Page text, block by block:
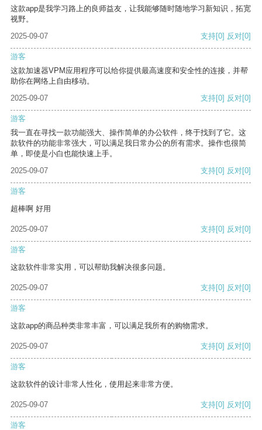
这款app是我学习路上的良师益友，让我能够随时随地学习新知识，拓宽
视野。
2025-09-07
支持[0] 反对[0]
游客
这款加速器VPM应用程序可以给你提供最高速度和安全性的连接，并帮
助你在网络上自由移动。
2025-09-07
支持[0] 反对[0]
游客
我一直在寻找一款功能强大、操作简单的办公软件，终于找到了它。这
款软件的功能非常强大，可以满足我日常办公的所有需求。操作也很简
单，即使是小白也能快速上手。
2025-09-07
支持[0] 反对[0]
游客
超棒啊 好用
2025-09-07 支持[0] 反对[0]
游客
这款软件非常实用，可以帮助我解决很多问题。
2025-09-07 支持[0] 反对[0]
游客
这款app的商品种类非常丰富，可以满足我所有的购物需求。
2025-09-07 支持[0] 反对[0]
游客
这款软件的设计非常人性化，使用起来非常方便。
2025-09-07 支持[0] 反对[0]
游客